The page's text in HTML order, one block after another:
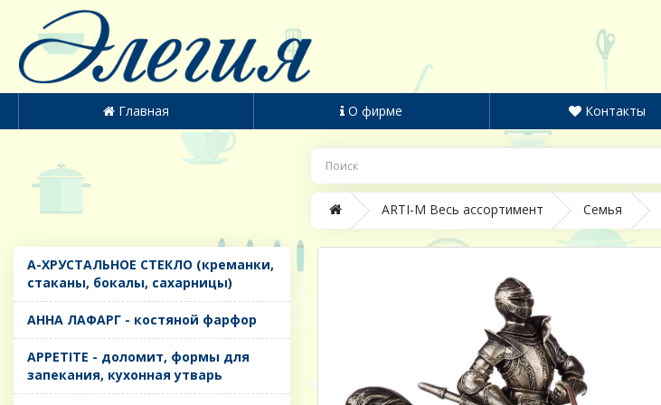
Главная О фирме Контакты
ARTI-M Весь ассортимент Семья
A-ХРУСТАЛЬНОЕ СТЕКЛО (креманки,
стаканы, бокалы, сахарницы)
AHHA ЛАФАРГ - костяной фарфор
APPETITE - доломит, формы для
запекания, кухонная утварь